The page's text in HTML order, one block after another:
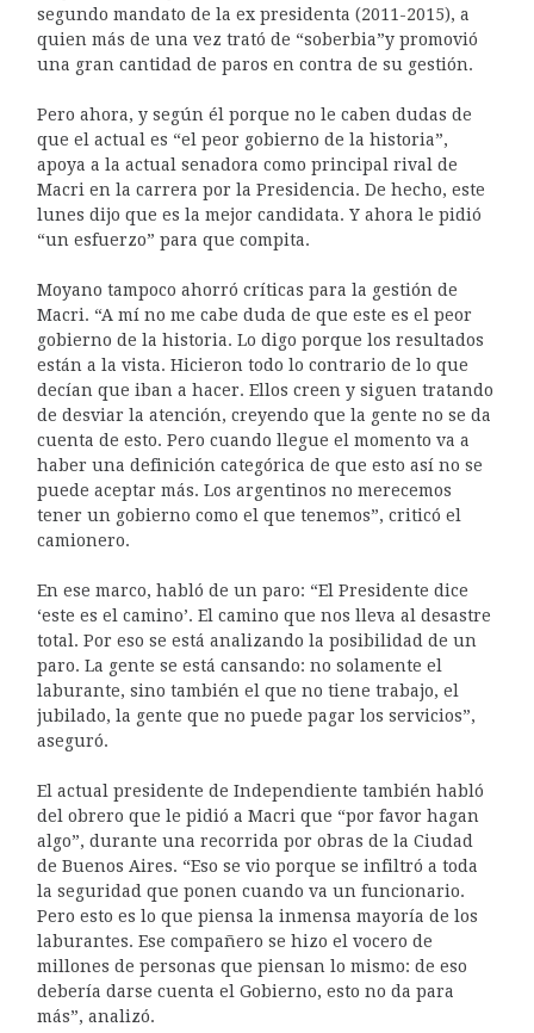
segundo mandato de la ex presidenta (2011-2015), a
quien más de una vez trató de “soberbia”y promovió
una gran cantidad de paros en contra de su gestión.
Pero ahora, y según él porque no le caben dudas de
que el actual es “el peor gobierno de la historia”,
apoya a la actual senadora como principal rival de
Macri en la carrera por la Presidencia. De hecho, este
lunes dijo que es la mejor candidata. Y ahora le pidió
“un esfuerzo” para que compita.
Moyano tampoco ahorró críticas para la gestión de
Macri. “A mí no me cabe duda de que este es el peor
gobierno de la historia. Lo digo porque los resultados
están a la vista. Hicieron todo lo contrario de lo que
decían que iban a hacer. Ellos creen y siguen tratando
de desviar la atención, creyendo que la gente no se da
cuenta de esto. Pero cuando llegue el momento va a
haber una definición categórica de que esto así no se
puede aceptar más. Los argentinos no merecemos
tener un gobierno como el que tenemos”, criticó el
camionero.
En ese marco, habló de un paro: “El Presidente dice
‘este es el camino’. El camino que nos lleva al desastre
total. Por eso se está analizando la posibilidad de un
paro. La gente se está cansando: no solamente el
laburante, sino también el que no tiene trabajo, el
jubilado, la gente que no puede pagar los servicios”,
aseguró.
El actual presidente de Independiente también habló
del obrero que le pidió a Macri que “por favor hagan
algo”, durante una recorrida por obras de la Ciudad
de Buenos Aires. “Eso se vio porque se infiltró a toda
la seguridad que ponen cuando va un funcionario.
Pero esto es lo que piensa la inmensa mayoría de los
laburantes. Ese compañero se hizo el vocero de
millones de personas que piensan lo mismo: de eso
debería darse cuenta el Gobierno, esto no da para
más”, analizó.